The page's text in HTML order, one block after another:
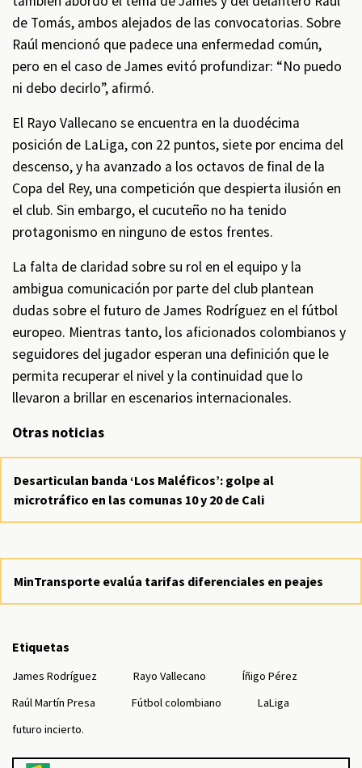
de Tomás, ambos alejados de las convocatorias. Sobre
Raúl mencionó que padece una enfermedad común,
pero en el caso de James evitó profundizar: “No puedo
ni debo decirlo”, afirmó.
El Rayo Vallecano se encuentra en la duodécima
posición de LaLiga, con 22 puntos, siete por encima del
descenso, y ha avanzado a los octavos de final de la
Copa del Rey, una competición que despierta ilusión en
el club. Sin embargo, el cucuteño no ha tenido
protagonismo en ninguno de estos frentes.
La falta de claridad sobre su rol en el equipo y la
ambigua comunicación por parte del club plantean
dudas sobre el futuro de James Rodríguez en el fútbol
europeo. Mientras tanto, los aficionados colombianos y
seguidores del jugador esperan una definición que le
permita recuperar el nivel y la continuidad que lo
llevaron a brillar en escenarios internacionales.
Otras noticias
Desarticulan banda ‘Los Maléficos’: golpe al
microtráfico en las comunas 10 y 20 de Cali
MinTransporte evalúa tarifas diferenciales en peajes
Etiquetas
James Rodríguez Rayo Vallecano
Íñigo Pérez
Raúl Martín Presa
Fútbol colombiano
LaLiga
futuro incierto.